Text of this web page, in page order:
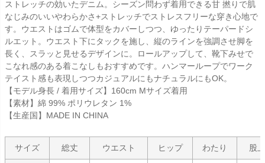
ストレッチの効いたデニム。シーズン問わず着用できる甘 撚りで肌
なじみのいいやわらかさ+ストレッチでストレスフリーな穿き心地で
す。ウエストはゴムで体型をカバーしつつ、ゆったりテーパードシ
ルエット。ウエスト下にタックを施し、縦のラインを強調させ脚を
長く、スラッと見せるデザインに。ロールアップして、靴下みせで
こなれ感のある着こなしもおすすめです。ハンマーループでワーク
テイスト感も表現しつつカジュアルにもナチュラルにもOK。
【モデル身長 / 着用サイズ】160cm Mサイズ着用
【素材】綿 99% ポリウレタン 1%
【生産国】MADE IN CHINA
サイズ 総丈 ウエスト ヒップ わたり 股上